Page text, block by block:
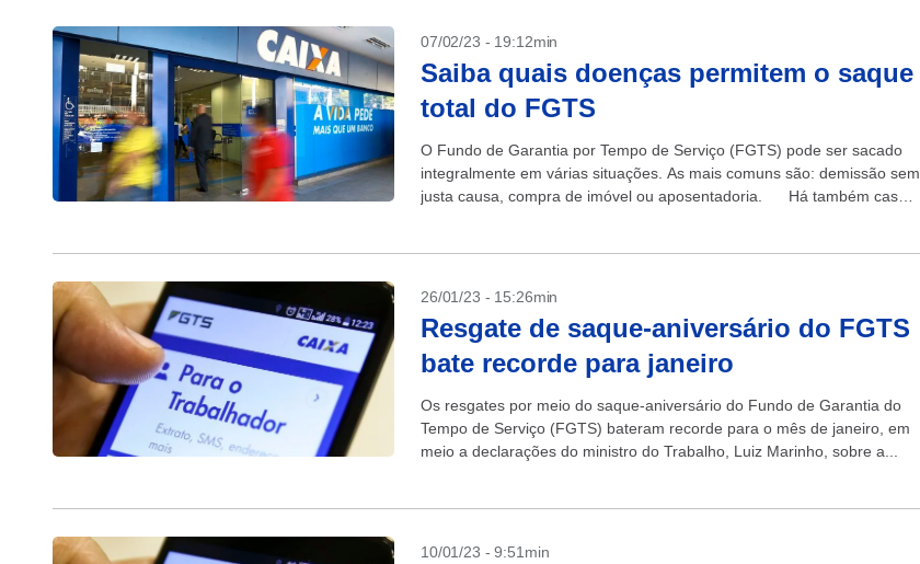
07/02/23 - 19:12min
Saiba quais doenças permitem o saque
total do FGTS
O Fundo de Garantia por Tempo de Serviço (FGTS) pode ser sacado
integralmente em várias situações. As mais comuns são: demissão sem
justa causa, compra de imóvel ou aposentadoria. Há também casos
26/01/23 - 15:26min
Resgate de saque-aniversário do FGTS
bate recorde para janeiro
Os resgates por meio do saque-aniversário do Fundo de Garantia do
Tempo de Serviço (FGTS) bateram recorde para o mês de janeiro, em
meio a declarações do ministro do Trabalho, Luiz Marinho, sobre a...
10/01/23 - 9:51min